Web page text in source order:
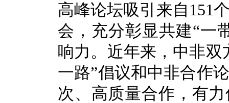
高峰论坛吸引来自151
会，充分彰显共建“一
响力。近年来，中非双
一路”倡议和中非合作
次、高质量合作，有